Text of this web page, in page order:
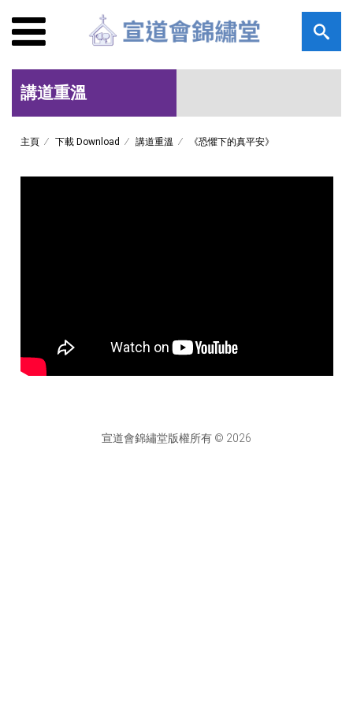
講道重溫
主頁 下載 Download 講道重溫 《恐懼下的真平安》
宣道會錦繡堂版權所有 © 2026